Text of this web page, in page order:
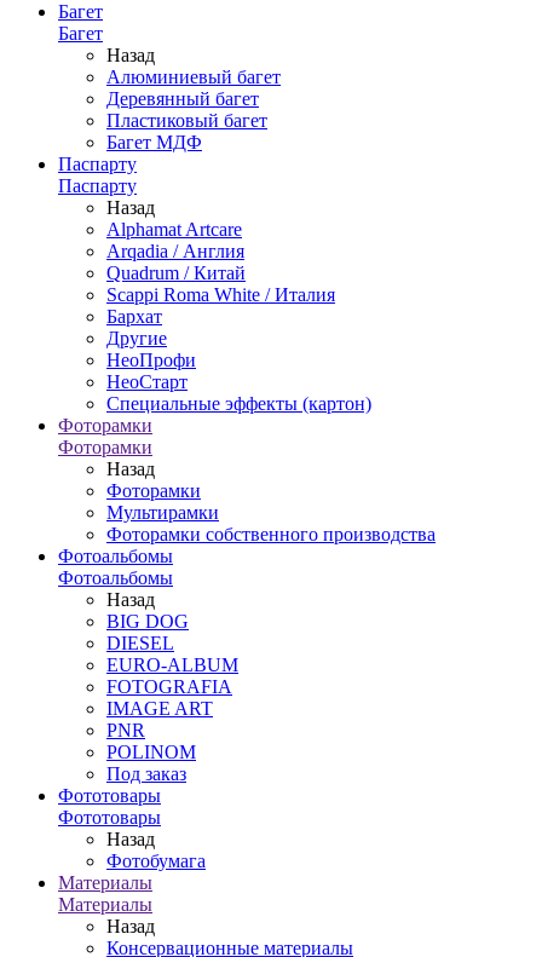
Багет
Багет
Назад
Алюминиевый багет
Деревянный багет
Пластиковый багет
Багет МДФ
Паспарту
Паспарту
Назад
Alphamat Artcare
Arqadia / Англия
Quadrum / Китай
Scappi Roma White / Италия
Бархат
Другие
НеоПрофи
НеоСтарт
Специальные эффекты (картон)
Фоторамки
Фоторамки
Назад
Фоторамки
Мультирамки
Фоторамки собственного производства
Фотоальбомы
Фотоальбомы
Назад
BIG DOG
DIESEL
EURO-ALBUM
FOTOGRAFIA
IMAGE ART
PNR
POLINOM
Под заказ
Фототовары
Фототовары
Назад
Фотобумага
Материалы
Материалы
Назад
Консервационные материалы